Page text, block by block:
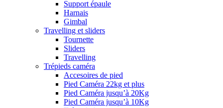
Support épaule
Harnais
Gimbal
Travelling et sliders
Tournette
Sliders
Travelling
Trépieds caméra
Accesoires de pied
Pied Caméra 22kg et plus
Pied Caméra jusqu’à 20Kg
Pied Caméra jusqu’à 10Kg